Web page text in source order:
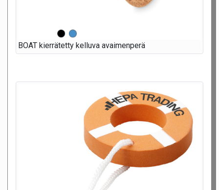
BOAT kierrätetty kelluva avaimenperä